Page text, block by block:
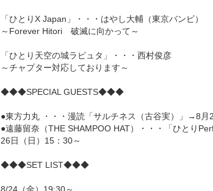
「ひとりX Japan」・・・はやし大輔（東京バンビ）
～Forever Hitori 破滅に向かって～
「ひとり天空の城ラピュタ」・・・西村俊彦
～チャプター対応しております～
◆◆◆SPECIAL GUESTS◆◆◆
●東方力丸 ・・・漫読「サルチネス（古谷実）」→8月
●遠藤留奈（THE SHAMPOO HAT）・・・「ひとり
26日（日）15：30～
◆◆◆SET LIST◆◆◆
8/24（金）19:30～